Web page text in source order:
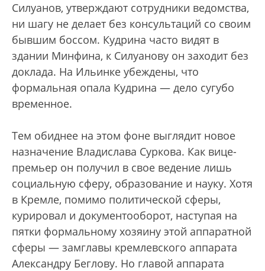
Силуанов, утверждают сотрудники ведомства,
ни шагу не делает без консультаций со своим
бывшим боссом. Кудрина часто видят в
здании Минфина, к Силуанову он заходит без
доклада. На Ильинке убеждены, что
формальная опала Кудрина — дело сугубо
временное.
Тем обиднее на этом фоне выглядит новое
назначение Владислава Суркова. Как вице-
премьер он получил в свое ведение лишь
социальную сферу, образование и науку. Хотя
в Кремле, помимо политической сферы,
курировал и документооборот, наступая на
пятки формальному хозяину этой аппаратной
сферы — замглавы кремлевского аппарата
Александру Беглову. Но главой аппарата